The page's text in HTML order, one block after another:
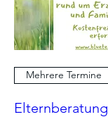
Mehrere Termine
Elternberatung